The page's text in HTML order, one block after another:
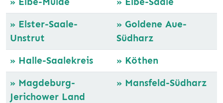
» Elster-Saale-
Unstrut
» Goldene Aue-
Südharz
» Halle-Saalekreis » Köthen
» Magdeburg-
Jerichower Land
» Mansfeld-Südharz